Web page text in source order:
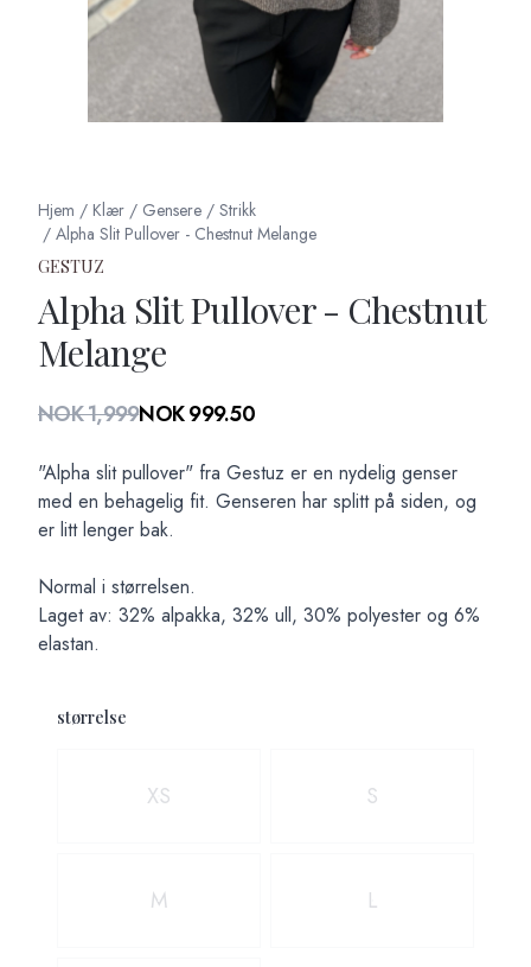
Hjem / Klær / Gensere / Strikk
/ Alpha Slit Pullover - Chestnut Melange
GESTUZ
Alpha Slit Pullover - Chestnut
Melange
Produktdetaljer
NOK 1,999NOK 999.50
Description
"Alpha slit pullover" fra Gestuz er en nydelig genser
med en behagelig fit. Genseren har splitt på siden, og
er litt lenger bak.
Normal i størrelsen.
Laget av: 32% alpakka, 32% ull, 30% polyester og 6%
elastan.
størrelse
XS S
M L